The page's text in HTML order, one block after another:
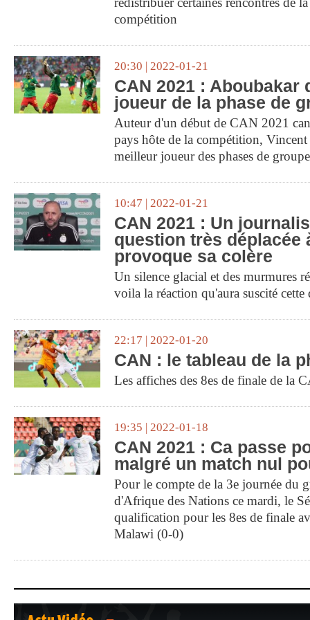
compétition
20:30 | 2022-01-21
CAN 2021 : Aboubakar
joueur de la phase de
Auteur d'un début de CAN 2021
pays hôte de la compétition,
meilleur joueur des phases de
10:47 | 2022-01-21
CAN 2021 : Un
question très déplacée
provoque sa colère
Un silence glacial et des murmures
voila la réaction qu'aura suscité cette
22:17 | 2022-01-20
CAN : le tableau de la
Les affiches des 8es de finale de la
19:35 | 2022-01-18
CAN 2021 : Ca passe
malgré un match nul
Pour le compte de la 3e journée du
d'Afrique des Nations ce mardi, le
qualification pour les 8es de finale
Malawi (0-0)